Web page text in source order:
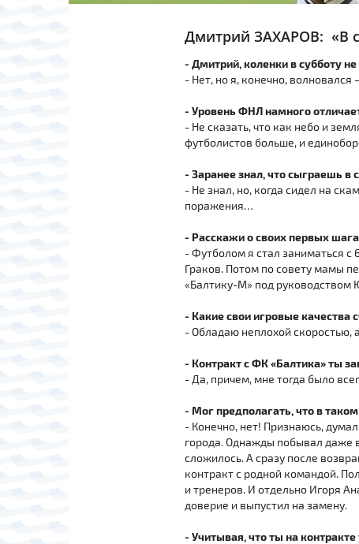
Дмитрий ЗАХАРОВ: «В
- Дмитрий, коленки в субботу
- Нет, но я, конечно,
- Уровень ФНЛ намного
- Не сказать, что как небо и
футболистов больше, и
- Заранее знал, что сыграешь в
- Не знал, но, когда сидел на
поражения…
- Расскажи о своих первых
- Футболом я стал заниматься
Граков. Потом по совету мамы
«Балтику-М» под руководством
- Какие свои игровые
- Обладаю неплохой скоростью,
- Контракт с ФК «Балтика» ты
- Да, причем, мне тогда было
- Мог предполагать, что в
- Конечно, нет! Признаюсь,
города. Однажды побывал даже
сложилось. А сразу после
контракт с родной командой.
и тренеров. И отдельно Игоря
доверие и выпустил на замену.
- Учитывая, что ты на